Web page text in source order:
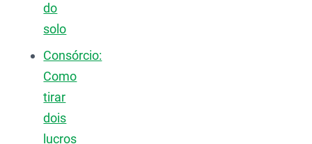
do
solo
Consórcio:
Como
tirar
dois
lucros